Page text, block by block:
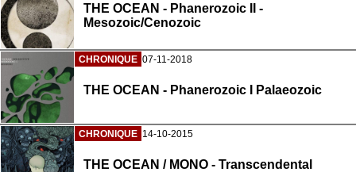
THE OCEAN - Phanerozoic II -
Mesozoic/Cenozoic
CHRONIQUE 07-11-2018
THE OCEAN - Phanerozoic I Palaeozoic
CHRONIQUE 14-10-2015
THE OCEAN / MONO - Transcendental